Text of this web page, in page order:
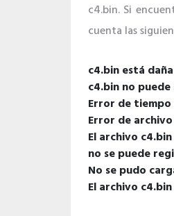
c4.bin. Si
cuenta las
c4.bin está
c4.bin no
Error de
Error de
El archivo
no se puede
No se pudo
El archivo